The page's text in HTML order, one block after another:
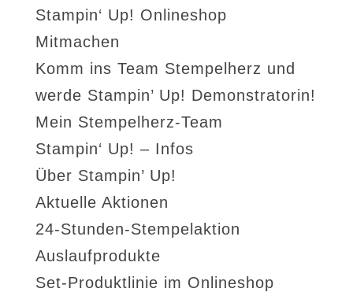
Stampin‘ Up! Onlineshop
Mitmachen
Komm ins Team Stempelherz und
werde Stampin’ Up! Demonstratorin!
Mein Stempelherz-Team
Stampin‘ Up! – Infos
Über Stampin’ Up!
Aktuelle Aktionen
24-Stunden-Stempelaktion
Auslaufprodukte
Set-Produktlinie im Onlineshop